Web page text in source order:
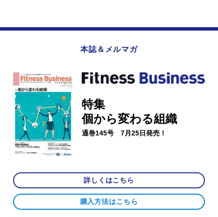
本誌＆メルマガ
特集
個から変わる組織
通巻145号 7月25日発売！
詳しくはこちら
購入方法はこちら